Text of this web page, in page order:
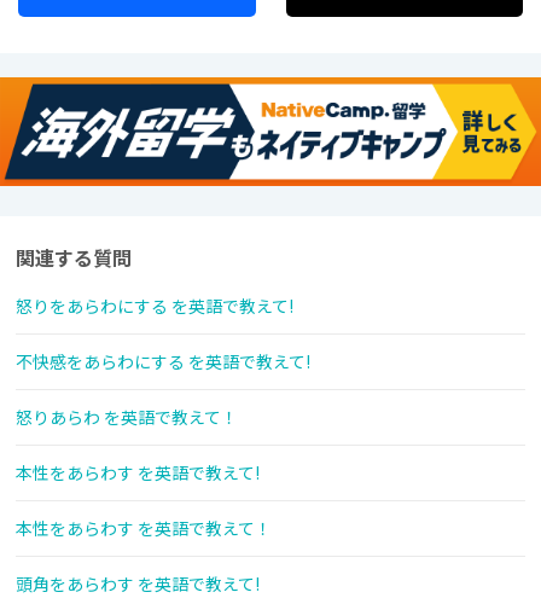
関連する質問
怒りをあらわにする を英語で教えて!
不快感をあらわにする を英語で教えて!
怒りあらわ を英語で教えて！
本性をあらわす を英語で教えて!
本性をあらわす を英語で教えて！
頭角をあらわす を英語で教えて!